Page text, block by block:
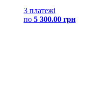
3 платежі
по 5 300.00 грн